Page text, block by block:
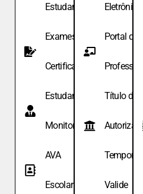
Estudante
Exames de
Certificação
Estudante
Monitor
AVA
Escolar
Eletrônico
Portal do
Professor
Título de
Autoriza.
Temporária
Valide